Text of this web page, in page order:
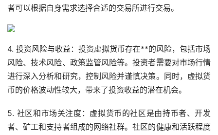
者可以根据自身需求选择合适的交易所进行交易。
4. 投资风险与收益：投资虚拟货币存在**的风险，包括市场
风险、技术风险、政策监管风险等。投资者需要对市场行情
进行深入分析和研究，控制风险并谨慎决策。同时，虚拟货
币的价格波动性较大，带来了投资收益的潜在机会。
5. 社区和市场关注度：虚拟货币的社区是由持币者、开发
者、矿工和支持者组成的网络社群。社区的健康和活跃程度